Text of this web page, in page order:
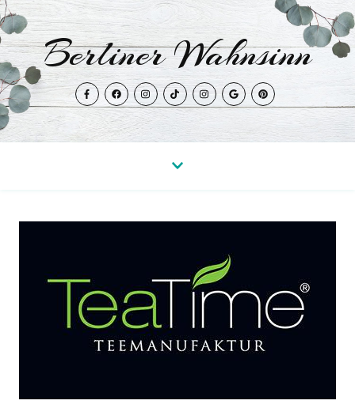
Berliner Wahnsinn